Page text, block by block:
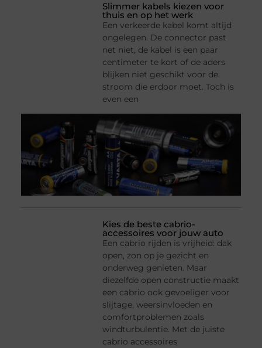
Slimmer kabels kiezen voor
thuis en op het werk
Een verkeerde kabel komt altijd
ongelegen. De connector past
net niet, de kabel is een paar
centimeter te kort of de aders
blijken niet geschikt voor de
stroom die erdoor moet. Toch is
even een
Kies de beste cabrio-
accessoires voor jouw auto
Een cabrio rijden is vrijheid: dak
open, zon op je gezicht en
onderweg genieten. Maar
diezelfde open constructie maakt
een cabrio ook gevoeliger voor
slijtage, weersinvloeden en
comfortproblemen zoals
windturbulentie. Met de juiste
cabrio accessoires